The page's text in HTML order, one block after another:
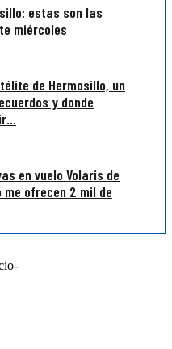
estas son las
miércoles
de Hermosillo, un
y donde
en vuelo Volaris de
ofrecen 2 mil de